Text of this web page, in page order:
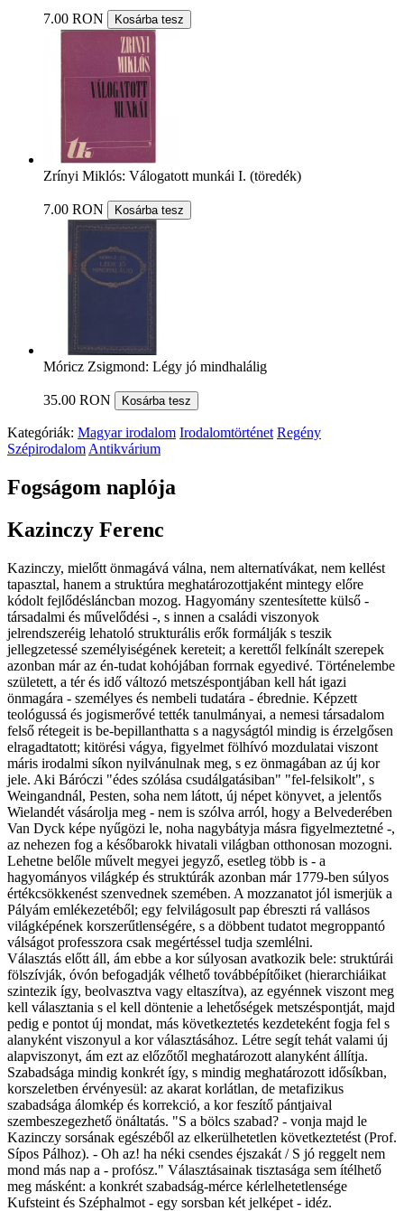
7.00 RON Kosárba tesz
Zrínyi Miklós: Válogatott munkái I. (töredék)
7.00 RON Kosárba tesz
Móricz Zsigmond: Légy jó mindhalálig
35.00 RON Kosárba tesz
Kategóriák: Magyar irodalom Irodalomtörténet Regény
Szépirodalom Antikvárium
Fogságom naplója
Kazinczy Ferenc
Kazinczy, mielőtt önmagává válna, nem alternatívákat, nem kellést
tapasztal, hanem a struktúra meghatározottjaként mintegy előre
kódolt fejlődésláncban mozog. Hagyomány szentesítette külső -
társadalmi és művelődési -, s innen a családi viszonyok
jelrendszeréig lehatoló strukturális erők formálják s teszik
jellegzetessé személyiségének kereteit; a kerettől felkínált szerepek
azonban már az én-tudat kohójában forrnak egyedivé. Történelembe
született, a tér és idő változó metszéspontjában kell hát igazi
önmagára - személyes és nembeli tudatára - ébrednie. Képzett
teológussá és jogismerővé tették tanulmányai, a nemesi társadalom
felső rétegeit is be-bepillanthatta s a nagyságtól mindig is érzelgősen
elragadtatott; kitörési vágya, figyelmet fölhívó mozdulatai viszont
máris irodalmi síkon nyilvánulnak meg, s ez önmagában az új kor
jele. Aki Báróczi "édes szólása csudálgatásiban" "fel-felsikolt", s
Weingandnál, Pesten, soha nem látott, új népet könyvet, a jelentős
Wielandét vásárolja meg - nem is szólva arról, hogy a Belvederében
Van Dyck képe nyűgözi le, noha nagybátyja másra figyelmeztetné -,
az nehezen fog a későbarokk hivatali világban otthonosan mozogni.
Lehetne belőle művelt megyei jegyző, esetleg több is - a
hagyományos világkép és struktúrák azonban már 1779-ben súlyos
értékcsökkenést szenvednek szemében. A mozzanatot jól ismerjük a
Pályám emlékezetéből; egy felvilágosult pap ébreszti rá vallásos
világképének korszerűtlenségére, s a döbbent tudatot megroppantó
válságot professzora csak megértéssel tudja szemlélni.
Választás előtt áll, ám ebbe a kor súlyosan avatkozik bele: struktúrái
fölszívják, óvón befogadják vélhető továbbépítőiket (hierarchiáikat
szintezik így, beolvasztva vagy eltaszítva), az egyénnek viszont meg
kell választania s el kell döntenie a lehetőségek metszéspontját, majd
pedig e pontot új mondat, más következtetés kezdeteként fogja fel s
alanyként viszonyul a kor választásához. Létre segít tehát valami új
alapviszonyt, ám ezt az előzőtől meghatározott alanyként állítja.
Szabadsága mindig konkrét így, s mindig meghatározott idősíkban,
korszeletben érvényesül: az akarat korlátlan, de metafizikus
szabadsága álomkép és korrekció, a kor feszítő pántjaival
szembeszegezhető önáltatás. "S a bölcs szabad? - vonja majd le
Kazinczy sorsának egészéből az elkerülhetetlen következtetést (Prof.
Sípos Pálhoz). - Oh az! ha néki csendes éjszakát / S jó reggelt nem
mond más nap a - profósz." Választásainak tisztasága sem ítélhető
meg másként: a konkrét szabadság-mérce kérlelhetetlensége
Kufsteint és Széphalmot - egy sorsban két jelképet - idéz.